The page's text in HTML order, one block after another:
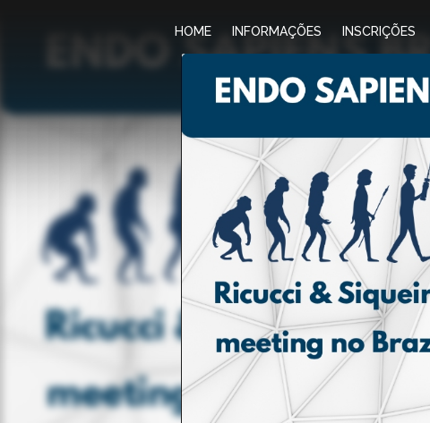
HOME INFORMAÇÕES INSCRIÇÕES